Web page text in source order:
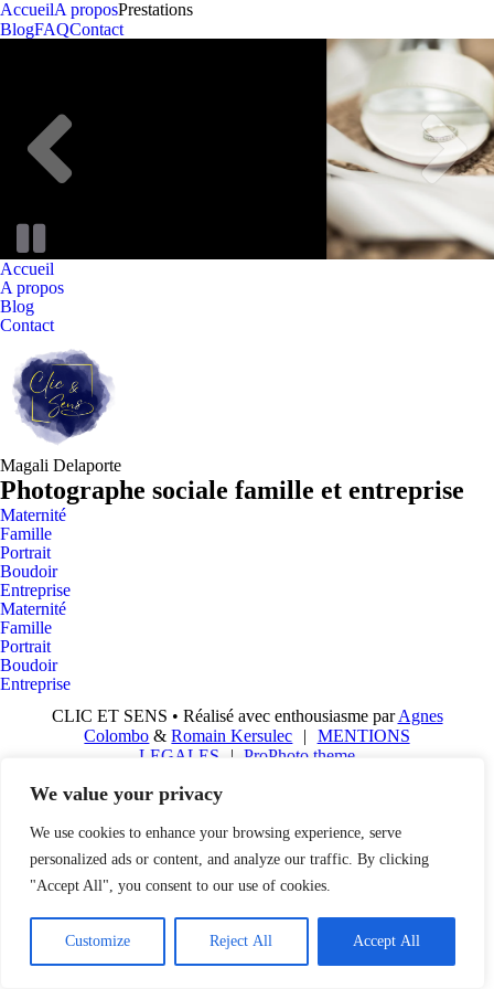
We value your privacy
We use cookies to enhance your browsing experience, serve
personalized ads or content, and analyze our traffic. By clicking
"Accept All", you consent to our use of cookies.
Customize Reject All Accept All
AccueilA proposPrestations
BlogFAQContact
Accueil
A propos
Blog
Contact
Magali Delaporte
Photographe sociale famille et entreprise
Maternité
Famille
Portrait
Boudoir
Entreprise
Maternité
Famille
Portrait
Boudoir
Entreprise
CLIC ET SENS • Réalisé avec enthousiasme parAgnes
Colombo &Romain Kersulec |
MENTIONS
LEGALES
| ProPhoto theme